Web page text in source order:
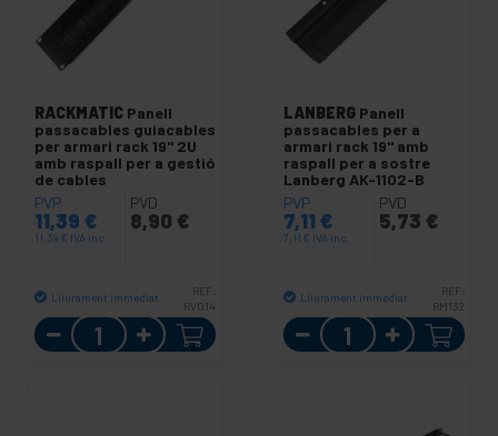
RACKMATIC Panell
passacables guiacables
per armari rack 19" 2U
amb raspall per a gestió
de cables
PVP
11,39 €
11,39 € IVA inc.
PVD
8,90 €
Lliurament immediat
REF:
RV014
Quantitat
LANBERG Panell
passacables per a
armari rack 19" amb
raspall per a sostre
Lanberg AK-1102-B
PVP
7,11 €
7,11 € IVA inc.
PVD
5,73 €
Lliurament immediat
REF:
RM132
Quantitat